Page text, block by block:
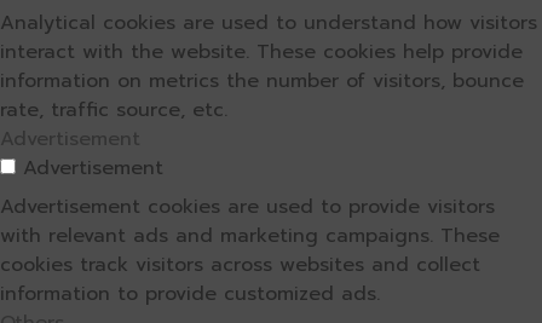
Analytical cookies are used to understand how visitors
interact with the website. These cookies help provide
information on metrics the number of visitors, bounce
rate, traffic source, etc.
Advertisement
Advertisement
Advertisement cookies are used to provide visitors
with relevant ads and marketing campaigns. These
cookies track visitors across websites and collect
information to provide customized ads.